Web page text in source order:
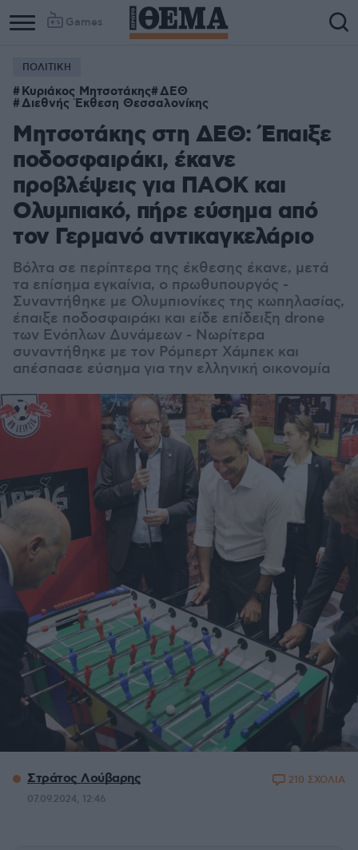
Games
ΠΟΛΙΤΙΚΗ
Κυριάκος Μητσοτάκης ΔΕΘ
Διεθνής Έκθεση Θεσσαλονίκης
Μητσοτάκης στη ΔΕΘ: Έπαιξε
ποδοσφαιράκι, έκανε
προβλέψεις για ΠΑΟΚ και
Ολυμπιακό, πήρε εύσημα από
τον Γερμανό αντικαγκελάριο
Βόλτα σε περίπτερα της έκθεσης έκανε, μετά
τα επίσημα εγκαίνια, ο πρωθυπουργός -
Συναντήθηκε με Ολυμπιονίκες της κωπηλασίας,
έπαιξε ποδοσφαιράκι και είδε επίδειξη drone
των Ενόπλων Δυνάμεων - Νωρίτερα
συναντήθηκε με τον Ρόμπερτ Χάμπεκ και
απέσπασε εύσημα για την ελληνική οικονομία
Στράτος Λούβαρης
07.09.2024, 12:46
210 ΣΧΟΛΙΑ